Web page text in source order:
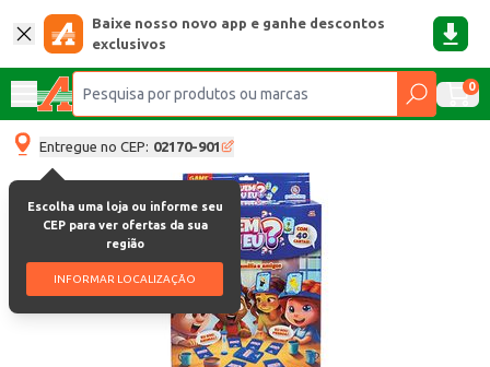
Baixe nosso novo app e ganhe descontos
exclusivos
0
Entregue no CEP: 02170-901
Escolha uma loja ou informe seu
CEP para ver ofertas da sua
região
INFORMAR LOCALIZAÇÃO